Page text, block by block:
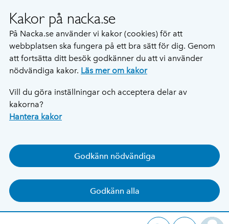
Kakor på nacka.se
På Nacka.se använder vi kakor (cookies) för att
webbplatsen ska fungera på ett bra sätt för dig. Genom
att fortsätta ditt besök godkänner du att vi använder
nödvändiga kakor. Läs mer om kakor
Vill du göra inställningar och acceptera delar av
kakorna?
Hantera kakor
Godkänn nödvändiga
Godkänn alla